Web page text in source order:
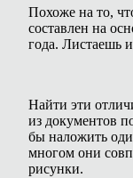
Похоже на то,
составлен на
года. Листаешь
Найти эти
из документов
бы наложить
многом они
рисунки.